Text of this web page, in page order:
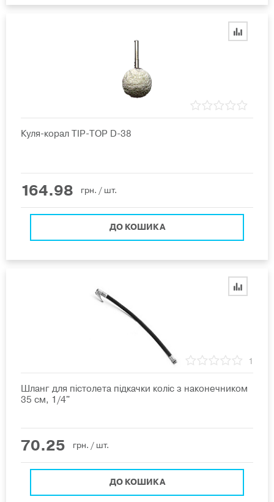
Куля-корал ТIP-ТОР D-38
164.98 грн. / шт.
ДО КОШИКА
1
Шланг для пістолета підкачки коліс з наконечником
35 см, 1/4"
70.25 грн. / шт.
ДО КОШИКА